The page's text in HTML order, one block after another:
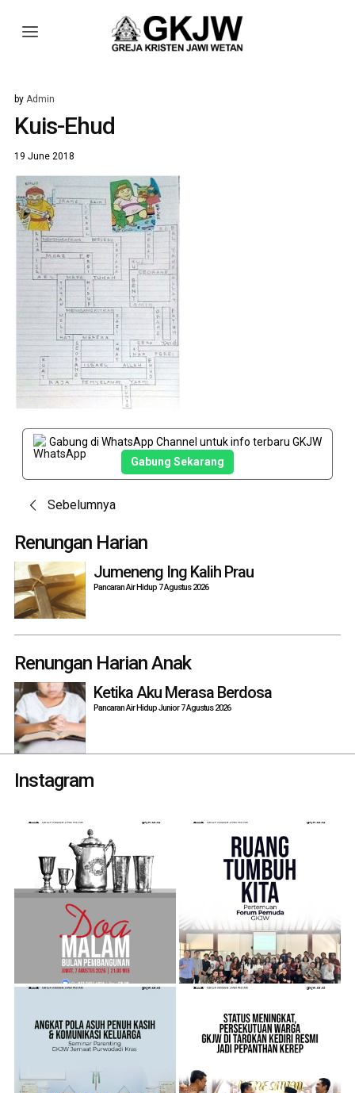
by Admin
Kuis-Ehud
19 June 2018
Gabung di WhatsApp Channel untuk info terbaru GKJW
Gabung Sekarang
Post
navigation
Sebelumnya
Renungan Harian
Jumeneng Ing Kalih Prau
Pancaran Air Hidup 7 Agustus 2026
Renungan Harian Anak
Ketika Aku Merasa Berdosa
Pancaran Air Hidup Junior 7 Agustus 2026
Instagram